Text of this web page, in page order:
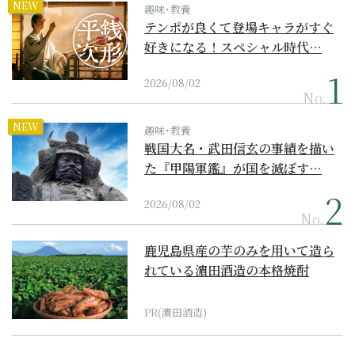
NEW 趣味･教養
テンポが良くて登場キャラがすぐ
好きになる！スペシャル時代…
2026/08/02
No.
NEW 趣味･教養
戦国大名・武田信玄の事績を描い
た『甲陽軍鑑』が国を滅ぼす…
2026/08/02
No.
鹿児島県産の芋のみを用いて造ら
れている濵田酒造の本格焼酎
PR(濵田酒造)